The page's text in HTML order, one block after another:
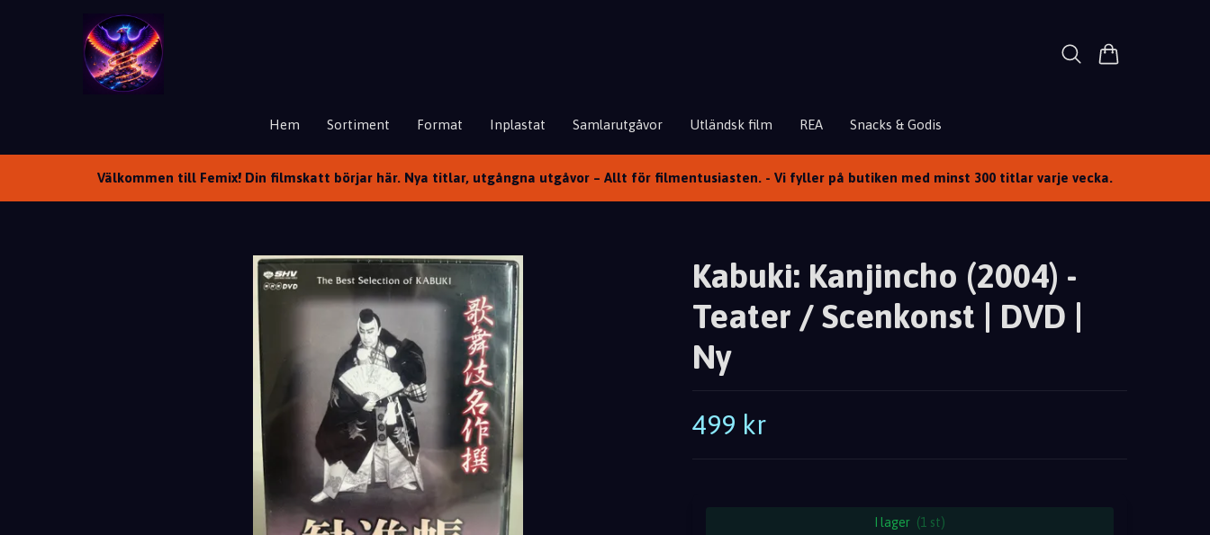
Hem Sortiment Format Inplastat Samlarutgåvor Utländsk film REA Snacks & Godis
Välkommen till Femix! Din filmskatt börjar här. Nya titlar, utgångna utgåvor – Allt för filmentusiasten. - Vi fyller på butiken med minst 300 titlar varje vecka.
Kabuki: Kanjincho (2004) -
Teater / Scenkonst | DVD |
Ny
499 kr
I lager (1 st)